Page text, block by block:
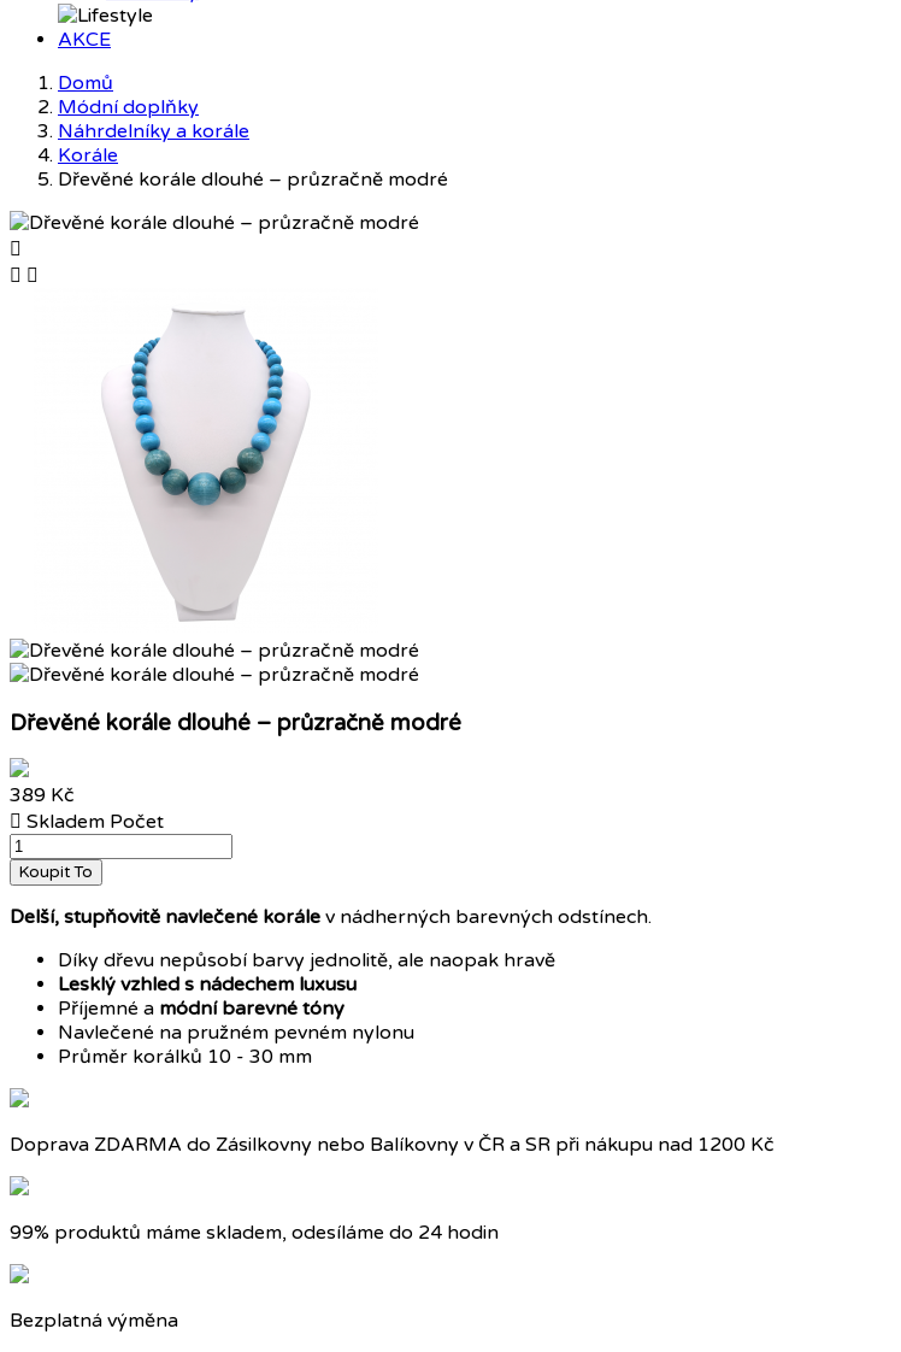
AKCE
Domů
Módní doplňky
Náhrdelníky a korále
Korále
Dřevěné korále dlouhé – průzračně modré

 
Dřevěné korále dlouhé – průzračně modré
389 Kč
 Skladem Počet
Koupit To
Delší, stupňovitě navlečené korále v nádherných barevných odstínech.
Díky dřevu nepůsobí barvy jednolitě, ale naopak hravě
Lesklý vzhled s nádechem luxusu
Příjemné a módní barevné tóny
Navlečené na pružném pevném nylonu
Průměr korálků 10 - 30 mm
Doprava ZDARMA do Zásilkovny nebo Balíkovny v ČR a SR při nákupu nad 1200 Kč
99% produktů máme skladem, odesíláme do 24 hodin
Bezplatná výměna